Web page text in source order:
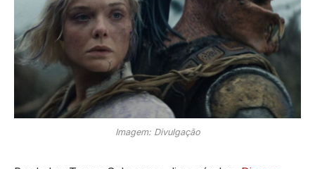
Imagem: Divulgação